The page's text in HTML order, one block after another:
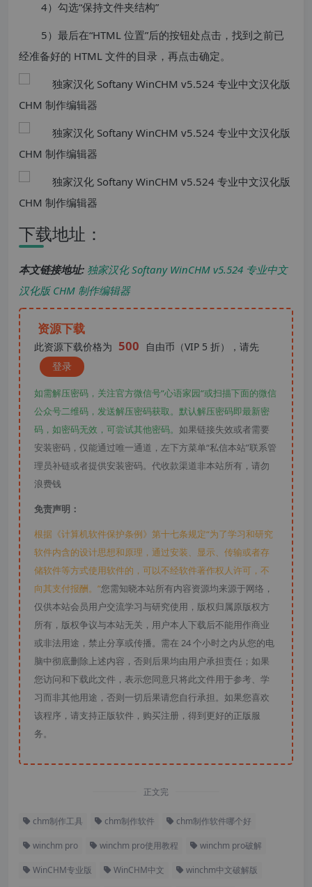
4）勾选“保持文件夹结构”
5）最后在“HTML 位置”后的按钮处点击，找到之前已
经准备好的 HTML 文件的目录，再点击确定。
下载地址：
本文链接地址: 独家汉化 Softany WinCHM v5.524 专业中文
汉化版 CHM 制作编辑器
资源下载
此资源下载价格为 500
自由币（VIP 5 折），请先
登录
如需解压密码，关注官方微信号“心语家园“或扫描下面的微信
公众号二维码，发送解压密码获取。默认解压密码即最新密
码，如密码无效，可尝试其他密码。 如果链接失效或者需要
安装密码，仅能通过唯一通道，左下方菜单“私信本站”联系管
理员补链或者提供安装密码。代收款渠道非本站所有，请勿
浪费钱
免责声明：
根据《计算机软件保护条例》第十七条规定“为了学习和研究
软件内含的设计思想和原理，通过安装、显示、传输或者存
储软件等方式使用软件的，可以不经软件著作权人许可，不
向其支付报酬。”您需知晓本站所有内容资源均来源于网络，
仅供本站会员用户交流学习与研究使用，版权归属原版权方
所有，版权争议与本站无关，用户本人下载后不能用作商业
或非法用途，禁止分享或传播。需在 24 个小时之内从您的电
脑中彻底删除上述内容，否则后果均由用户承担责任；如果
您访问和下载此文件，表示您同意只将此文件用于参考、学
习而非其他用途，否则一切后果请您自行承担。如果您喜欢
该程序，请支持正版软件，购买注册，得到更好的正版服
务。
正文完
chm制作工具 chm制作软件 chm制作软件哪个好
winchm pro winchm pro使用教程 winchm pro破解
WinCHM专业版 WinCHM中文 winchm中文破解版